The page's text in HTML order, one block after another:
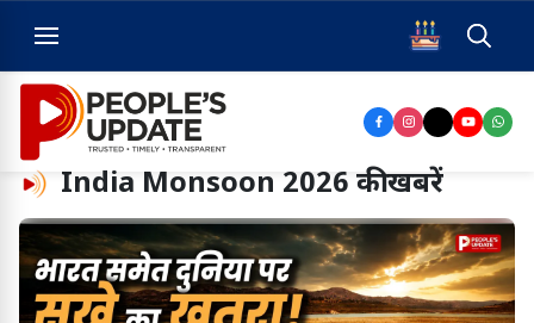
India Monsoon 2026 की खबरें